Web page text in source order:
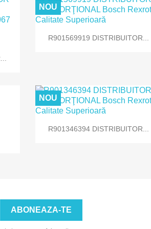
 Vizualizare rapida
R901569919 DISTRIBUITOR...
NOU
 Vizualizare rapida
R901346394 DISTRIBUITOR...
NOU